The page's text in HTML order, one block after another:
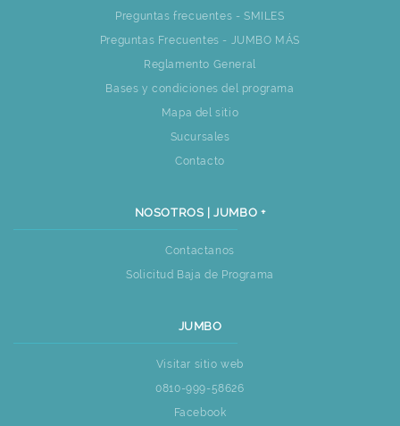
Preguntas frecuentes - SMILES
Preguntas Frecuentes - JUMBO MÁS
Reglamento General
Bases y condiciones del programa
Mapa del sitio
Sucursales
Contacto
NOSOTROS | JUMBO +
Contactanos
Solicitud Baja de Programa
JUMBO
Visitar sitio web
0810-999-58626
Facebook